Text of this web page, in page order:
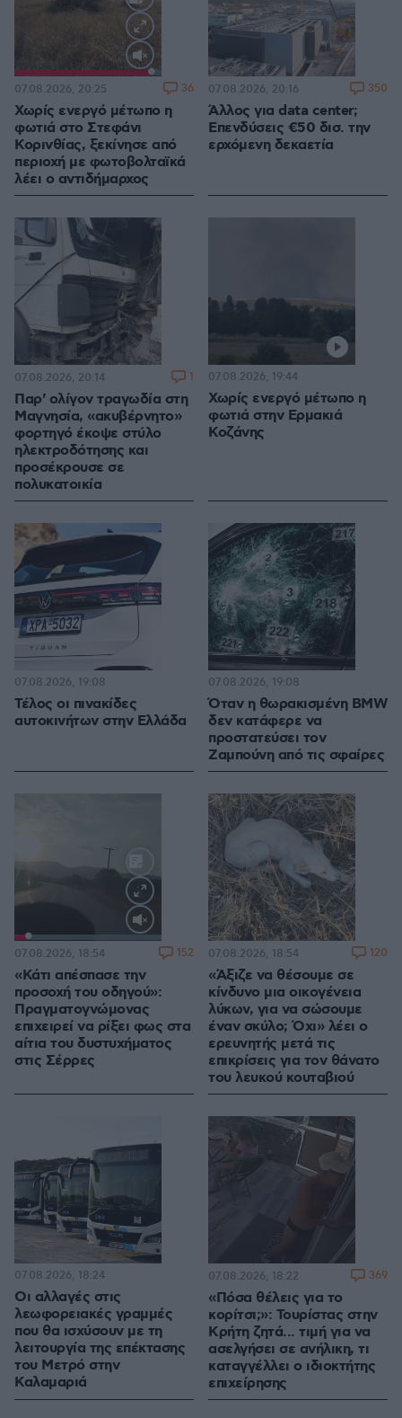
Loaded:
100.00%
Χωρίς ενεργό μέτωπο η
φωτιά στο Στεφάνι
Κορινθίας, ξεκίνησε από
περιοχή με φωτοβολταϊκά
λέει ο αντιδήμαρχος
07.08.2026, 20:25 36
Άλλος για data center;
Επενδύσεις €50 δισ. την
ερχόμενη δεκαετία
07.08.2026, 20:16 350
Παρ' ολίγον τραγωδία στη
Μαγνησία, «ακυβέρνητο»
φορτηγό έκοψε στύλο
ηλεκτροδότησης και
προσέκρουσε σε
πολυκατοικία
07.08.2026, 20:14 1
Χωρίς ενεργό μέτωπο η
φωτιά στην Ερμακιά
Κοζάνης
07.08.2026, 19:44
Τέλος οι πινακίδες
αυτοκινήτων στην Ελλάδα
07.08.2026, 19:08
Όταν η θωρακισμένη BMW
δεν κατάφερε να
προστατεύσει τον
Ζαμπούνη από τις σφαίρες
07.08.2026, 19:08
Loaded:
100.00%
«Κάτι απέσπασε την
προσοχή του οδηγού»:
Πραγματογνώμονας
επιχειρεί να ρίξει φως στα
αίτια του δυστυχήματος
στις Σέρρες
07.08.2026, 18:54 152
«Άξιζε να θέσουμε σε
κίνδυνο μια οικογένεια
λύκων, για να σώσουμε
έναν σκύλο; Όχι» λέει ο
ερευνητής μετά τις
επικρίσεις για τον θάνατο
του λευκού κουταβιού
07.08.2026, 18:54 120
Οι αλλαγές στις
λεωφορειακές γραμμές
που θα ισχύσουν με τη
λειτουργία της επέκτασης
του Μετρό στην
Καλαμαριά
07.08.2026, 18:24
«Πόσα θέλεις για το
κορίτσι;»: Τουρίστας στην
Κρήτη ζητά... τιμή για να
ασελγήσει σε ανήλικη, τι
καταγγέλλει ο ιδιοκτήτης
επιχείρησης
07.08.2026, 18:22 369